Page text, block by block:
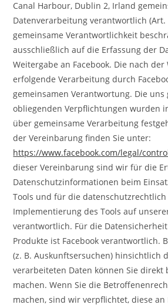
Canal Harbour, Dublin 2, Irland
Datenverarbeitung verantwortlich (Art.
gemeinsame Verantwortlichkeit
ausschließlich auf die Erfassung der
Weitergabe an Facebook. Die nach
erfolgende Verarbeitung durch
gemeinsamen Verantwortung. Die uns
obliegenden Verpflichtungen wurden
über gemeinsame Verarbeitung
der Vereinbarung finden Sie unter:
https://www.facebook.com/legal/
dieser Vereinbarung sind wir für die
Datenschutzinformationen beim
Tools und für die datenschutzrechtlich
Implementierung des Tools auf
verantwortlich. Für die Datensicherheit
Produkte ist Facebook verantwortlich.
(z. B. Auskunftsersuchen) hinsichtlich
verarbeiteten Daten können Sie direkt
machen. Wenn Sie die
machen, sind wir verpflichtet, diese an